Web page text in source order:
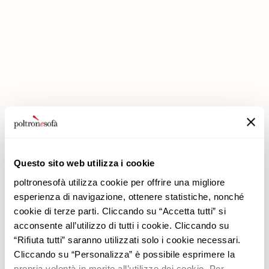
Questo sito web utilizza i cookie
poltronesofà utilizza cookie per offrire una migliore
esperienza di navigazione, ottenere statistiche, nonché
cookie di terze parti. Cliccando su “Accetta tutti” si
acconsente all’utilizzo di tutti i cookie. Cliccando su
“Rifiuta tutti” saranno utilizzati solo i cookie necessari.
Cliccando su “Personalizza” è possibile esprimere la
Azienda
Perché Sceglierci
Negozi
Lavora con noi
Prodotti
Promozioni
Rivestimenti
Divani